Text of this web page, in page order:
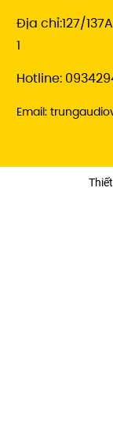
Địa chỉ:127/
1
Hotline:
Email: